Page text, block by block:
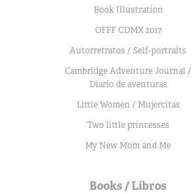
Book Illustration
OFFF CDMX 2017
Autorretratos / Self-portraits
Cambridge Adventure Journal /
Diario de aventuras
Little Women / Mujercitas
Two little princesses
My New Mom and Me
Books / Libros